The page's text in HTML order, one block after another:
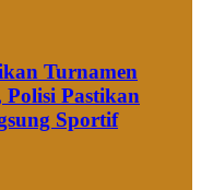
Turnamen
Polisi Pastikan
Sportif